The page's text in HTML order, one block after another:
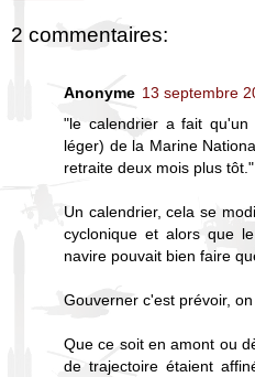
2 commentaires:
Anonyme 13 septembre
"le calendrier a fait qu'un
léger) de la Marine
retraite deux mois plus tôt."
Un calendrier, cela se
cyclonique et alors que
navire pouvait bien faire
Gouverner c'est prévoir, on
Que ce soit en amont ou
de trajectoire étaient